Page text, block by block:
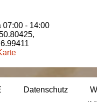
07:00 - 14:00
,
6.99411
Datenschutz